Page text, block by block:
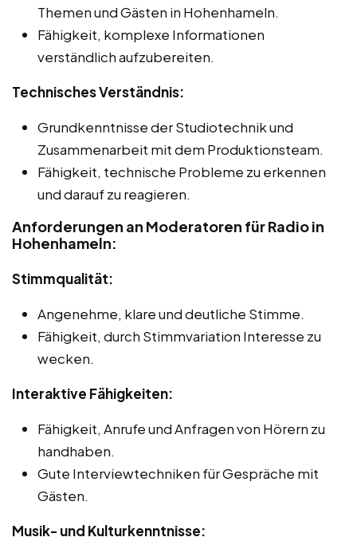
Themen und Gästen in Hohenhameln.
Fähigkeit, komplexe Informationen
verständlich aufzubereiten.
Technisches Verständnis:
Grundkenntnisse der Studiotechnik und
Zusammenarbeit mit dem Produktionsteam.
Fähigkeit, technische Probleme zu erkennen
und darauf zu reagieren.
Anforderungen an Moderatoren für Radio in
Hohenhameln:
Stimmqualität:
Angenehme, klare und deutliche Stimme.
Fähigkeit, durch Stimmvariation Interesse zu
wecken.
Interaktive Fähigkeiten:
Fähigkeit, Anrufe und Anfragen von Hörern zu
handhaben.
Gute Interviewtechniken für Gespräche mit
Gästen.
Musik- und Kulturkenntnisse: